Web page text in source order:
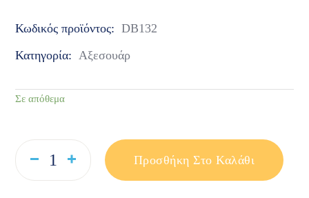
Κωδικός προϊόντος: DB132
Κατηγορία: Αξεσουάρ
Σε απόθεμα
Προσθήκη Στο Καλάθι